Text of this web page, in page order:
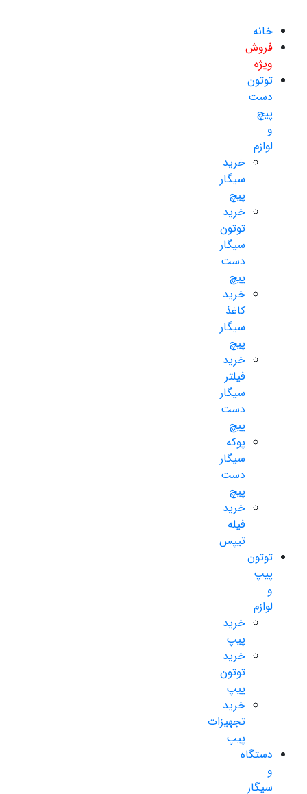
خانه
فروش
ویژه
توتون
دست
پیچ
و
لوازم
خرید
سیگار
پیچ
خرید
توتون
سیگار
دست
پیچ
خرید
کاغذ
سیگار
پیچ
خرید
فیلتر
سیگار
دست
پیچ
پوکه
سیگار
دست
پیچ
خرید
فیله
تیپس
توتون
پیپ
و
لوازم
خرید
پیپ
خرید
توتون
پیپ
خرید
تجهیزات
پیپ
دستگاه
و
سیگار